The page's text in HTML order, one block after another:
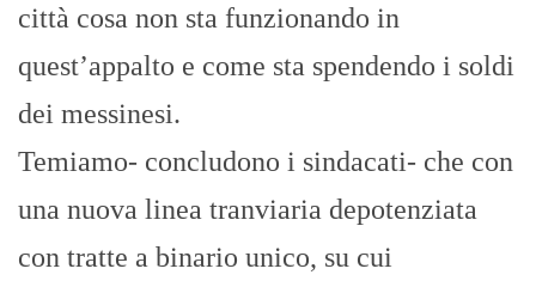
città cosa non sta funzionando in
quest’appalto e come sta spendendo i soldi
dei messinesi.
Temiamo- concludono i sindacati- che con
una nuova linea tranviaria depotenziata
con tratte a binario unico, su cui